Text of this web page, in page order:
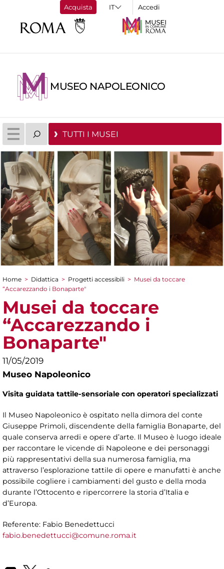
Acquista Accedi
MUSEO NAPOLEONICO
TUTTI I MUSEI
Tu sei qui
Home > Didattica > Progetti accessibili > Musei da toccare
“Accarezzando i Bonaparte"
Musei da toccare
“Accarezzando i
Bonaparte"
11/05/2019
Museo Napoleonico
Visita guidata tattile-sensoriale con operatori specializzati
Il Museo Napoleonico è ospitato nella dimora del conte
Giuseppe Primoli, discendente della famiglia Bonaparte, del
quale conserva arredi e opere d’arte. Il Museo è luogo ideale
per raccontare le vicende di Napoleone e dei personaggi
più rappresentativi della sua numerosa famiglia, ma
attraverso l’esplorazione tattile di opere e manufatti è anche
possibile cogliere i cambiamenti del gusto e della moda
durante l’Ottocento e ripercorrere la storia d’Italia e
d’Europa.
Referente: Fabio Benedettucci
fabio.benedettucci@comune.roma.it